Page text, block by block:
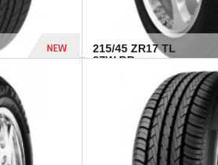
NEW
837 Dhs
215/45 ZR17 TL
87W BR...